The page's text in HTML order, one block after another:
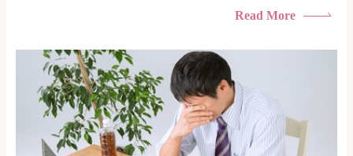
られたくない・借金の催促、取り立てで憂鬱になる。・闇金に
がありま...
Read More